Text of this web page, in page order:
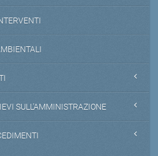
SULL'AMMINISTRAZIONE